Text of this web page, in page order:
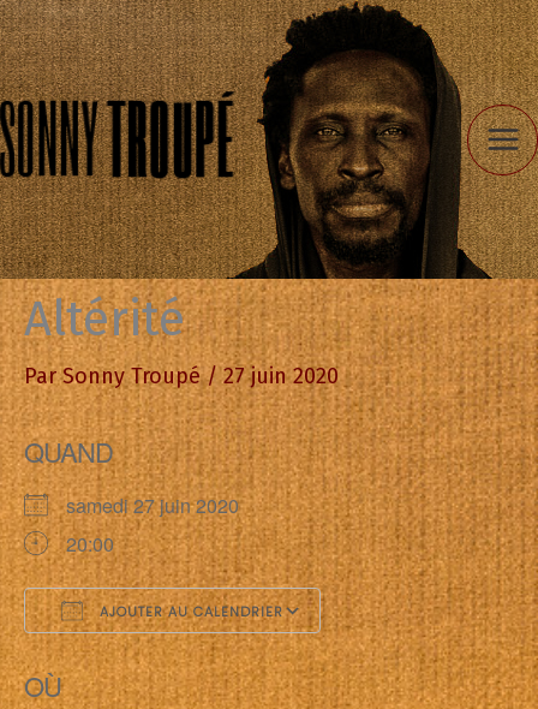
Aller
au
contenu
Altérité
ParSonny Troupé/27 juin 2020
QUAND
samedi 27 juin 2020
20:00
AJOUTER AU CALENDRIER
Télécharger ICS Calendrier Google
OÙ